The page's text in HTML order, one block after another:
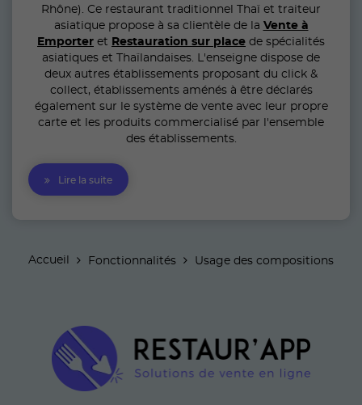
Rhône). Ce restaurant traditionnel Thaï et traiteur
asiatique propose à sa clientèle de la Vente à
Emporter et Restauration sur place de spécialités
asiatiques et Thaïlandaises. L'enseigne dispose de
deux autres établissements proposant du click &
collect, établissements aménés à être déclarés
également sur le système de vente avec leur propre
carte et les produits commercialisé par l'ensemble
des établissements.
Lire la suite
Accueil Fonctionnalités Usage des compositions